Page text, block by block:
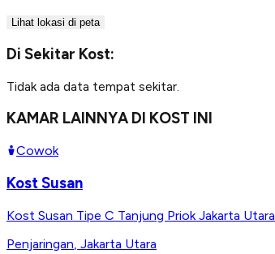
Lihat lokasi di peta
Di Sekitar Kost:
Tidak ada data tempat sekitar.
KAMAR LAINNYA DI KOST INI
Cowok
Kost Susan
Kost Susan Tipe C Tanjung Priok Jakarta Utara
Penjaringan Jakarta Utara